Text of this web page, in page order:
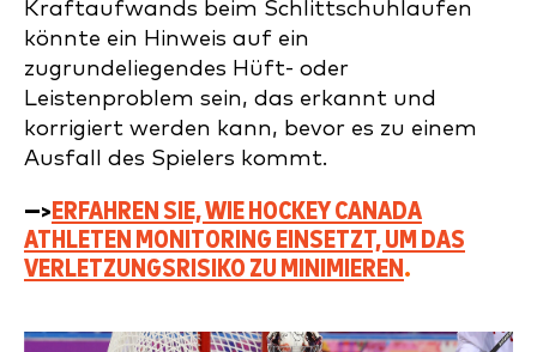
Kraftaufwands beim Schlittschuhlaufen
könnte ein Hinweis auf ein
zugrundeliegendes Hüft- oder
Leistenproblem sein, das erkannt und
korrigiert werden kann, bevor es zu einem
Ausfall des Spielers kommt.
—> ERFAHREN SIE, WIE HOCKEY CANADA
ATHLETEN MONITORING EINSETZT, UM DAS
VERLETZUNGSRISIKO ZU MINIMIEREN .